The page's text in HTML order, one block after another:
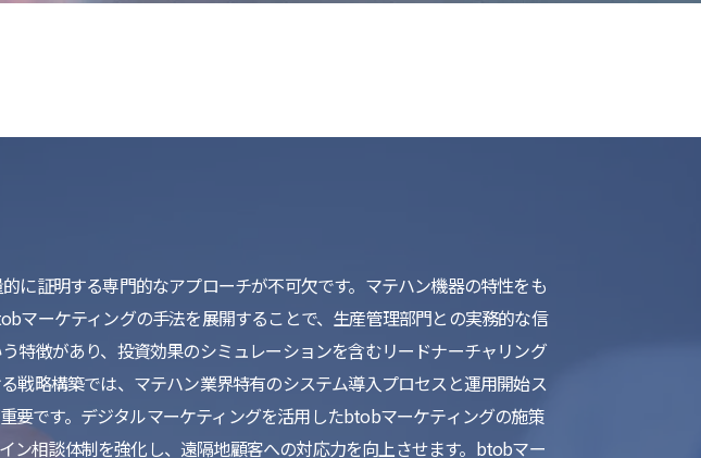
に証明する専門的なアプローチが不可欠です。マテハン機器の特性をも
マーケティングの手法を展開することで、生産管理部門との実務的な信
特徴があり、投資効果のシミュレーションを含むリードナーチャリング
戦略構築では、マテハン業界特有のシステム導入プロセスと運用開始ス
要です。デジタルマーケティングを活用したbtobマーケティングの施策
ン相談体制を強化し、遠隔地顧客への対応力を向上させます。btobマー